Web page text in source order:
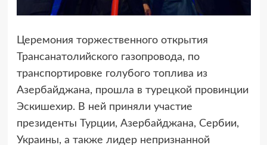
Церемония торжественного открытия
Трансанатолийского газопровода, по
транспортировке голубого топлива из
Азербайджана, прошла в турецкой провинции
Эскишехир. В ней приняли участие
президенты Турции, Азербайджана, Сербии,
Украины, а также лидер непризнанной